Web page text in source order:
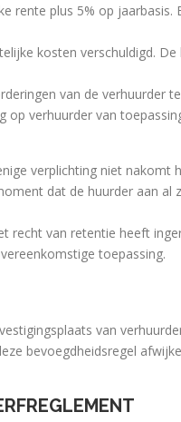
rente plus 5% op jaarbasis.
kosten verschuldigd.
van de verhuurder
op verhuurder van
verplichting niet nakomt
dat de huurder aan al
recht van retentie heeft
toepassing.
van
bevoegdheidsregel